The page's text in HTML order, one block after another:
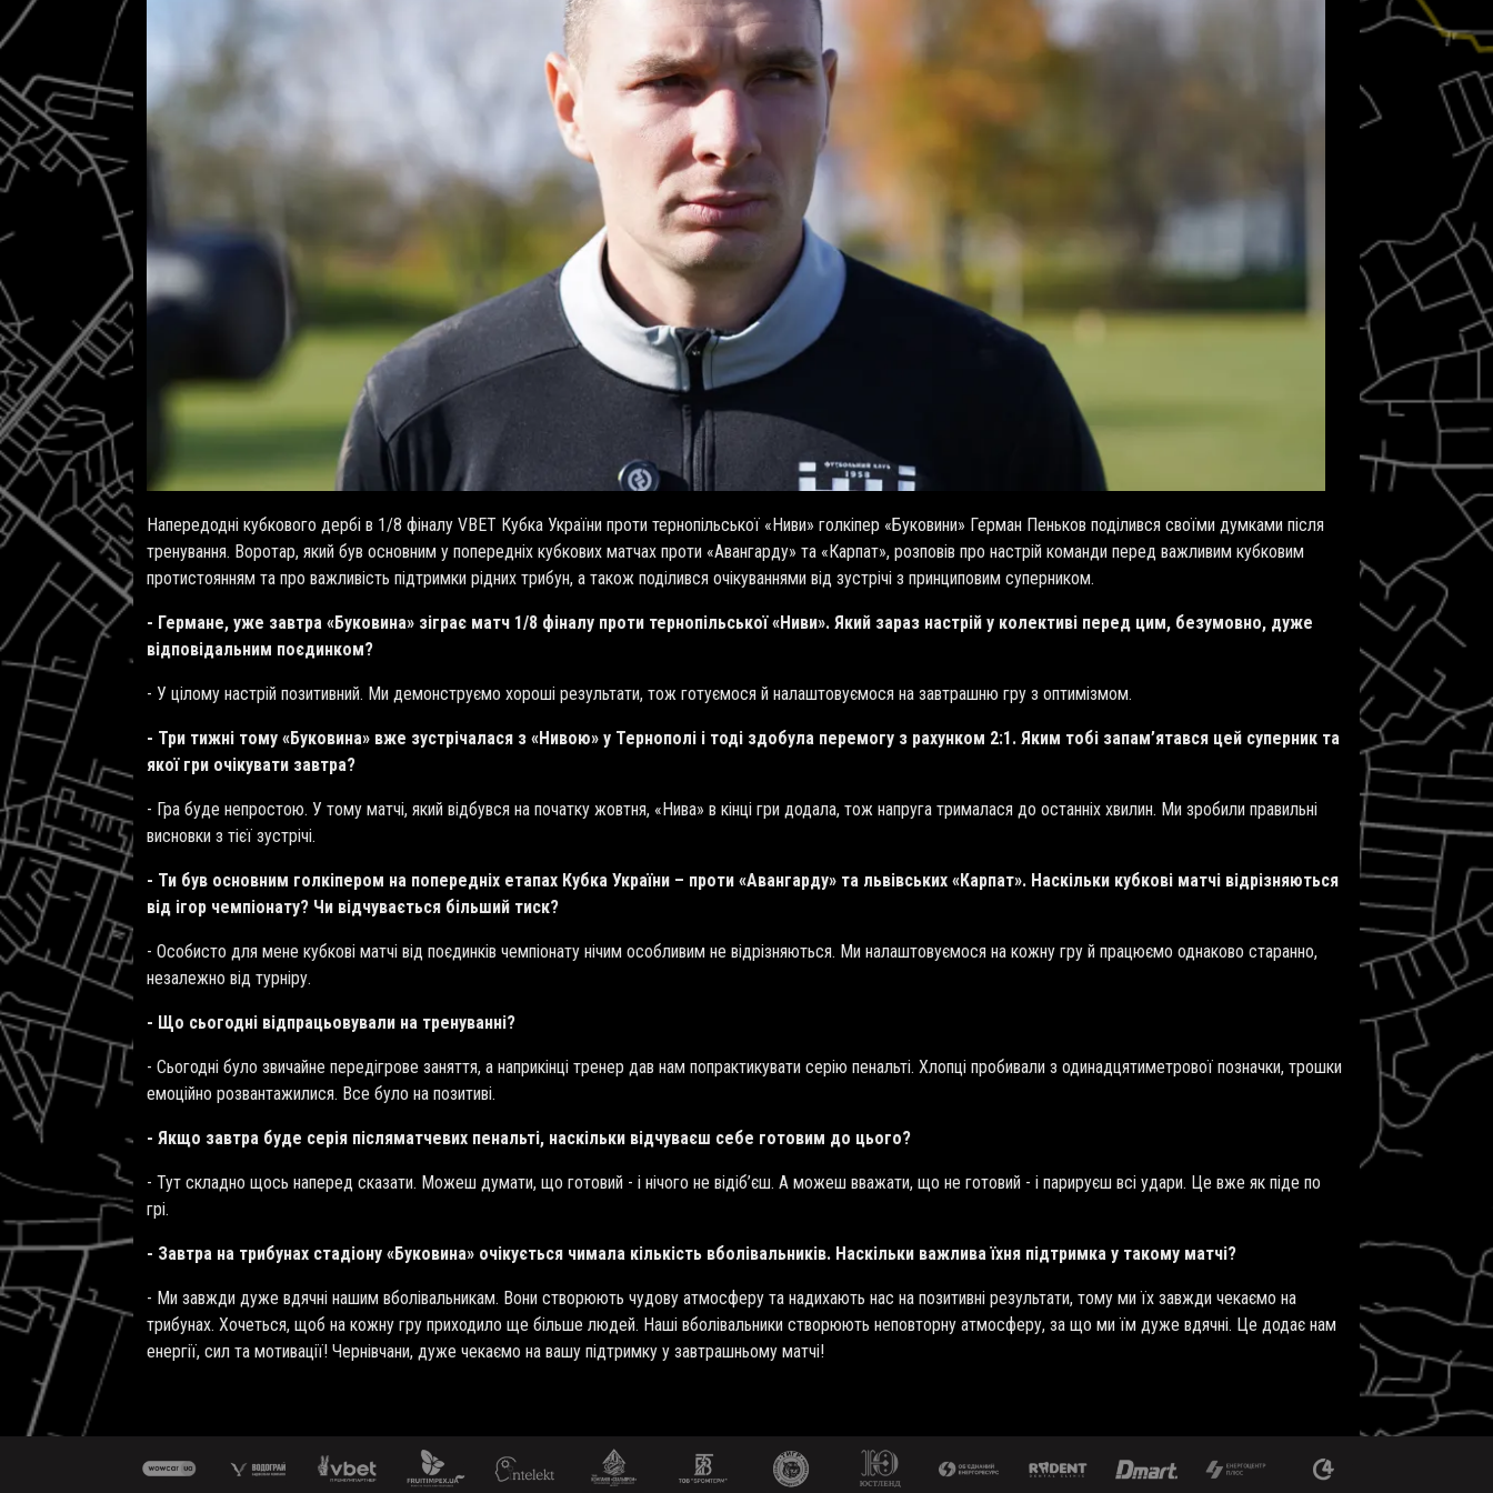
Напередодні кубкового дербі в 1/8 фіналу VBET Кубка України проти тернопільської «Ниви» голкіпер «Буковини» Герман Пеньков поділився своїми думками після
тренування. Воротар, який був основним у попередніх кубкових матчах проти «Авангарду» та «Карпат», розповів про настрій команди перед важливим кубковим
протистоянням та про важливість підтримки рідних трибун, а також поділився очікуваннями від зустрічі з принциповим суперником.
- Германе, уже завтра «Буковина» зіграє матч 1/8 фіналу проти тернопільської «Ниви». Який зараз настрій у колективі перед цим, безумовно, дуже
відповідальним поєдинком?
- У цілому настрій позитивний. Ми демонструємо хороші результати, тож готуємося й налаштовуємося на завтрашню гру з оптимізмом.
- Три тижні тому «Буковина» вже зустрічалася з «Нивою» у Тернополі і тоді здобула перемогу з рахунком 2:1. Яким тобі запам’ятався цей суперник та
якої гри очікувати завтра?
- Гра буде непростою. У тому матчі, який відбувся на початку жовтня, «Нива» в кінці гри додала, тож напруга трималася до останніх хвилин. Ми зробили правильні
висновки з тієї зустрічі.
- Ти був основним голкіпером на попередніх етапах Кубка України – проти «Авангарду» та львівських «Карпат». Наскільки кубкові матчі відрізняються
від ігор чемпіонату? Чи відчувається більший тиск?
- Особисто для мене кубкові матчі від поєдинків чемпіонату нічим особливим не відрізняються. Ми налаштовуємося на кожну гру й працюємо однаково старанно,
незалежно від турніру.
- Що сьогодні відпрацьовували на тренуванні?
- Сьогодні було звичайне передігрове заняття, а наприкінці тренер дав нам попрактикувати серію пенальті. Хлопці пробивали з одинадцятиметрової позначки, трошки
емоційно розвантажилися. Все було на позитиві.
- Якщо завтра буде серія післяматчевих пенальті, наскільки відчуваєш себе готовим до цього?
- Тут складно щось наперед сказати. Можеш думати, що готовий - і нічого не відіб’єш. А можеш вважати, що не готовий - і парируєш всі удари. Це вже як піде по
грі.
- Завтра на трибунах стадіону «Буковина» очікується чимала кількість вболівальників. Наскільки важлива їхня підтримка у такому матчі?
- Ми завжди дуже вдячні нашим вболівальникам. Вони створюють чудову атмосферу та надихають нас на позитивні результати, тому ми їх завжди чекаємо на
трибунах. Хочеться, щоб на кожну гру приходило ще більше людей. Наші вболівальники створюють неповторну атмосферу, за що ми їм дуже вдячні. Це додає нам
енергії, сил та мотивації! Чернівчани, дуже чекаємо на вашу підтримку у завтрашньому матчі!